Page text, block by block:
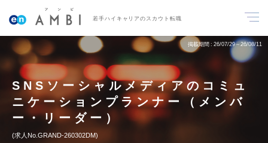
若手ハイキャリアのスカウト転職
掲載期間 26/07/29～26/08/11
SNSソーシャルメディアのコミュ
ニケーションプランナー（メンバ
ー・リーダー）
求人No.GRAND-260302DM